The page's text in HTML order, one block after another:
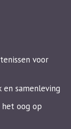
voor
samenleving
oog op